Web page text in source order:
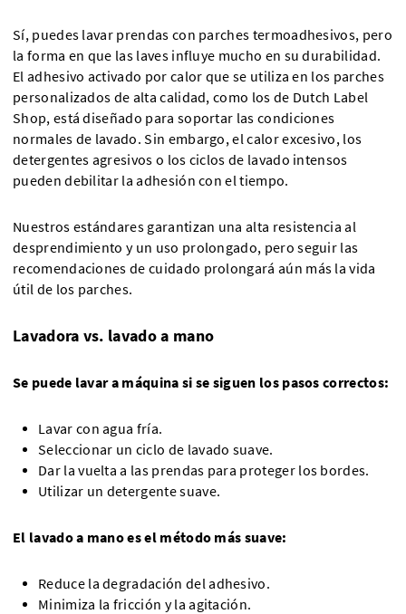
Sí, puedes lavar prendas con parches termoadhesivos, pero
la forma en que las laves influye mucho en su durabilidad.
El adhesivo activado por calor que se utiliza en los parches
personalizados de alta calidad, como los de Dutch Label
Shop, está diseñado para soportar las condiciones
normales de lavado. Sin embargo, el calor excesivo, los
detergentes agresivos o los ciclos de lavado intensos
pueden debilitar la adhesión con el tiempo.
Nuestros estándares garantizan una alta resistencia al
desprendimiento y un uso prolongado, pero seguir las
recomendaciones de cuidado prolongará aún más la vida
útil de los parches.
Lavadora vs. lavado a mano
Se puede lavar a máquina si se siguen los pasos correctos:
Lavar con agua fría.
Seleccionar un ciclo de lavado suave.
Dar la vuelta a las prendas para proteger los bordes.
Utilizar un detergente suave.
El lavado a mano es el método más suave:
Reduce la degradación del adhesivo.
Minimiza la fricción y la agitación.